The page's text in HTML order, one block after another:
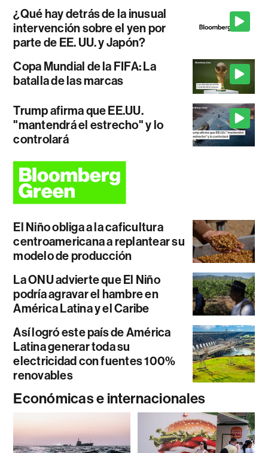
¿Qué hay detrás de la inusual
intervención sobre el yen por
parte de EE. UU. y Japón?
Copa Mundial de la FIFA: La
batalla de las marcas
Trump afirma que EE.UU.
"mantendrá el estrecho" y lo
controlará
El Niño obliga a la caficultura
centroamericana a replantear su
modelo de producción
La ONU advierte que El Niño
podría agravar el hambre en
América Latina y el Caribe
Así logró este país de América
Latina generar toda su
electricidad con fuentes 100%
renovables
Económicas e internacionales